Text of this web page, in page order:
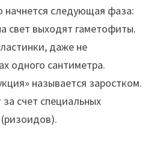
начнется следующая фаза:
свет выходят гаметофиты.
даже не
одного сантиметра.
называется заростком.
счет специальных